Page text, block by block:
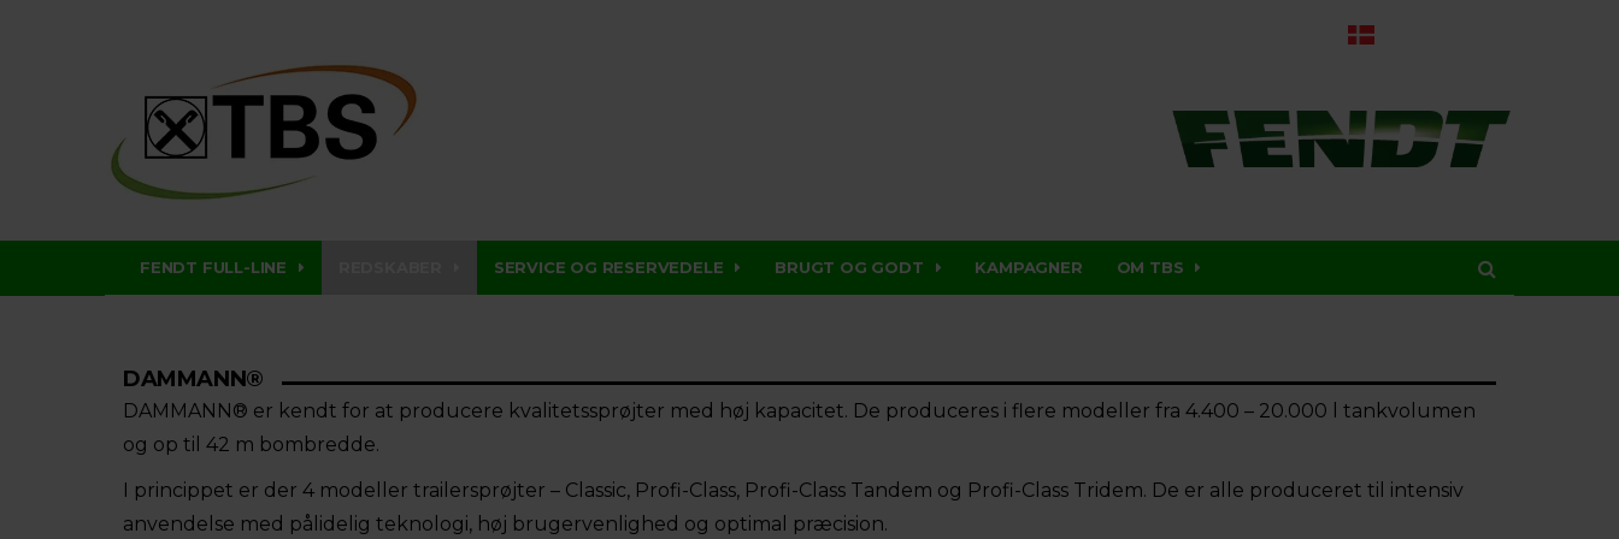
FENDT FULL-LINE SERVICE OG RESERVEDELE BRUGT OG GODT KAMPAGNER OM TBS
DAMMANN®
DAMMANN® er kendt for at producere kvalitetssprøjter med høj kapacitet. De produceres i flere modeller fra 4.400 – 20.000 l tankvolumen
og op til 42 m bombredde.
I princippet er der 4 modeller trailersprøjter – Classic, Profi-Class, Profi-Class Tandem og Profi-Class Tridem. De er alle produceret til intensiv
anvendelse med pålidelig teknologi, høj brugervenlighed og optimal præcision.